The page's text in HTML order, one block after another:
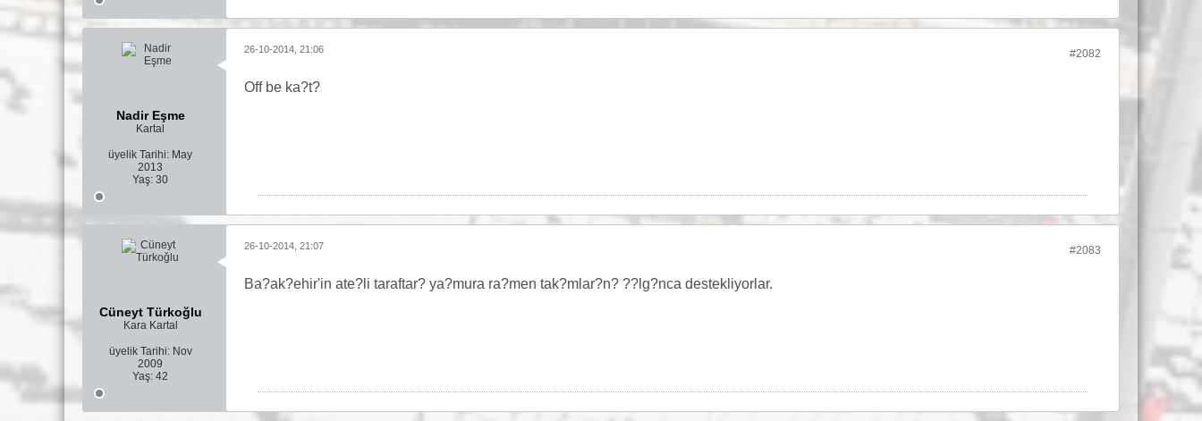
Nadir Eşme
Kartal
üyelik Tarihi: May
2013
Yaş: 30
#2082
26-10-2014, 21:06
Off be ka?t?
Cüneyt Türkoğlu
Kara Kartal
üyelik Tarihi: Nov
2009
Yaş: 42
#2083
26-10-2014, 21:07
Ba?ak?ehir'in ate?li taraftar? ya?mura ra?men tak?mlar?n? ??lg?nca destekliyorlar.